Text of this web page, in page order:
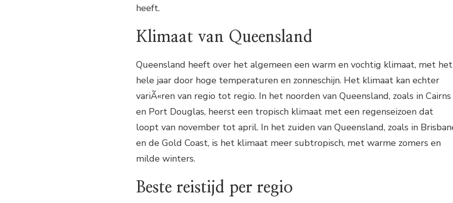
heeft.
Klimaat van Queensland
Queensland heeft over het algemeen een warm en vochtig klimaat, met het
hele jaar door hoge temperaturen en zonneschijn. Het klimaat kan echter
variÃ«ren van regio tot regio. In het noorden van Queensland, zoals in Cairns
en Port Douglas, heerst een tropisch klimaat met een regenseizoen dat
loopt van november tot april. In het zuiden van Queensland, zoals in
en de Gold Coast, is het klimaat meer subtropisch, met warme zomers en
milde winters.
Beste reistijd per regio